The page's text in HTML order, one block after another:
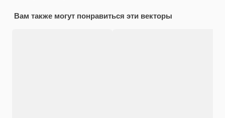
Вам также могут понравиться эти векторы